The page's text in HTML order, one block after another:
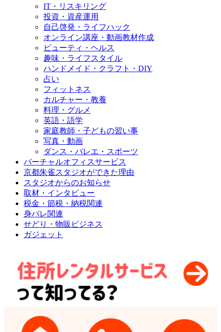
IT・リスキリング
投資・資産運用
自己啓発・ライフハック
オンライン講座・動画教材作成
ビューティ・ヘルス
趣味・ライフスタイル
ハンドメイド・クラフト・DIY
占い
フィットネス
カルチャー・教養
料理・グルメ
英語・語学
家庭教師・子どもの習い事
写真・動画
ダンス・バレエ・スポーツ
バーチャルオフィスサービス
京都朱雀スタジオができた理由
スタジオからのお知らせ
取材・インタビュー
税金・節税・納税関連
身バレ関連
せどり・物販ビジネス
ガジェット